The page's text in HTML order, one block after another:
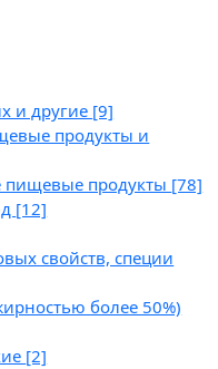
и другие [9]
продукты и
пищевые продукты [78]
[12]
свойств, специи
более 50%)
[2]